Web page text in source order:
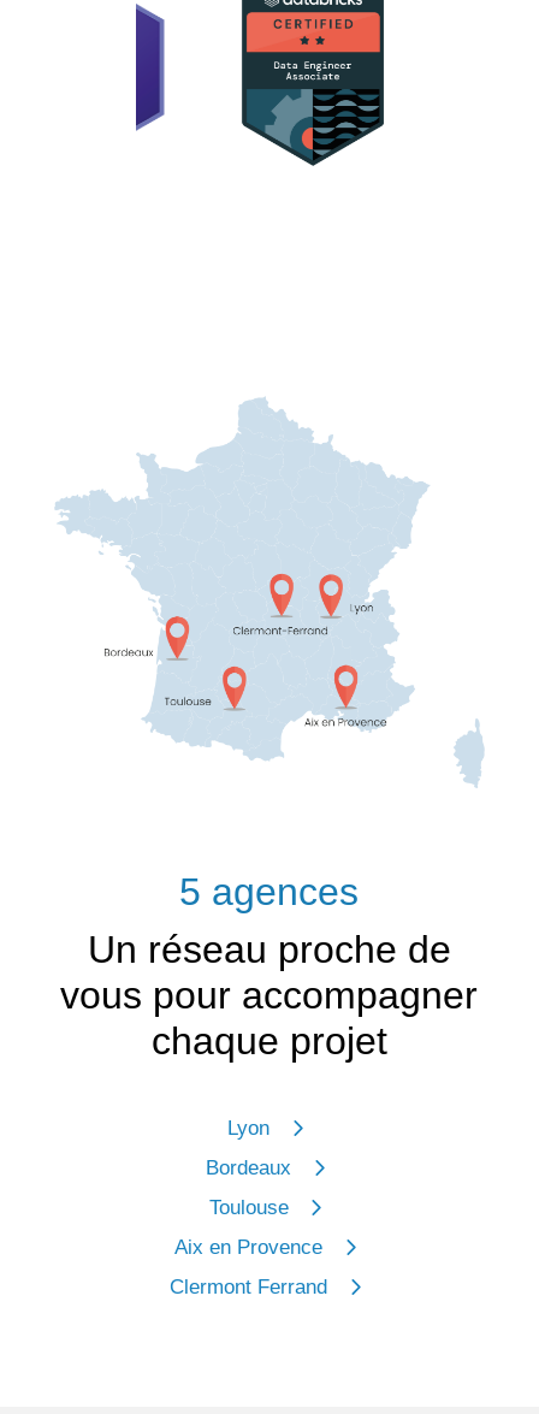
5 agences
Un réseau proche de
vous pour accompagner
chaque projet
Lyon
Bordeaux
Toulouse
Aix en Provence
Clermont Ferrand